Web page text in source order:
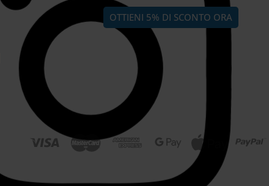
OTTIENI 5% DI SCONTO ORA